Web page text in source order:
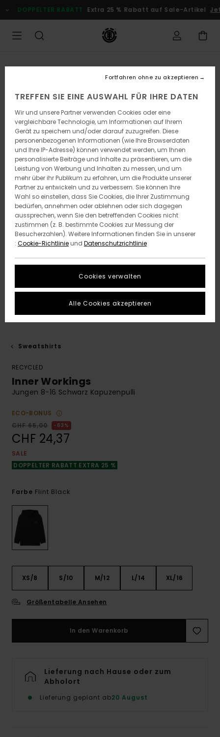
zur
Produktinformation
DOPPELTER RABATT Extra 25 % Rabatt auf Sale-Artikel
Sweatshirts
RECYCLED
Inner Workings
Jungen 8-16 Schwarz Kapuzenpulli
ECO-BONUS
CHF 65,00
63%
CHF 24,37
SALE
DOPPELTER RABATT EXTRA 25 %
Farbe Flint Black
XS/8 S/10 M/12 L/14 XL/16
Größentabelle Ansehen
In den Warenkorb
Lieferung nach Hause oder zum
Abholort
Lieferung geplant ab20 August
TREFFEN SIE EINE AUSWAHL FÜR IHRE DATEN
Wir und unsere Partner verwenden Cookies oder eine
vergleichbare Technologie, um Informationen auf Ihrem
Gerät zu speichern und/oder darauf zuzugreifen. Diese
personenbezogenen Informationen (wie Ihre Browserdaten
und Ihre IP-Adresse) können verwendet werden, um Ihnen
personalisierte Beiträge und Inhalte zu präsentieren, um die
Leistung von Werbung und Inhalten zu messen, und um
mehr über ihr Publikum zu erfahren, um die Produkte unserer
Partner zu entwickeln und zu verbessern. Sie können Ihre
Wahl so einstellen, dass Sie Cookies, die Ihrer Zustimmung
bedürfen, annehmen oder ablehnen oder sich dagegen
aussprechen, wenn Sie den betreffenden Cookies nicht
zustimmen (z. B. bestimmte Cookies zur Messung der
Besucherzahlen). Weitere Informationen finden Sie in unserer
: Cookie-Richtlinieund Datenschutzrichtlinie
Cookies verwalten
Fortfahren ohne zu akzeptieren
Alle Cookies akzeptieren